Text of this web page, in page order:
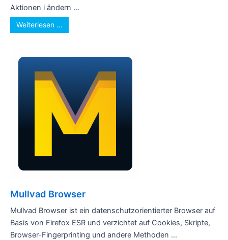
Aktionen i ändern ...
Weiterlesen …
Mullvad Browser
Mullvad Browser ist ein datenschutzorientierter Browser auf
Basis von Firefox ESR und verzichtet auf Cookies, Skripte,
Browser-Fingerprinting und andere Methoden ...